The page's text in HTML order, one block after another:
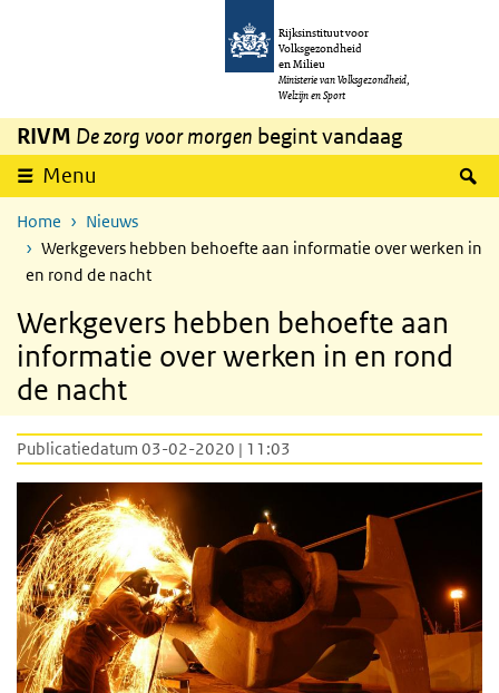
Overslaan en naar de inhoud gaan
Rijksinstituut voor
Volksgezondheid
en Milieu
Ministerie van Volksgezondheid,
Welzijn en Sport
RIVM De zorg voor morgen begint vandaag
Menu
Home
Nieuws
Werkgevers hebben behoefte aan informatie over werken in
en rond de nacht
Werkgevers hebben behoefte aan
informatie over werken in en rond
de nacht
Publicatiedatum 03-02-2020 | 11:03